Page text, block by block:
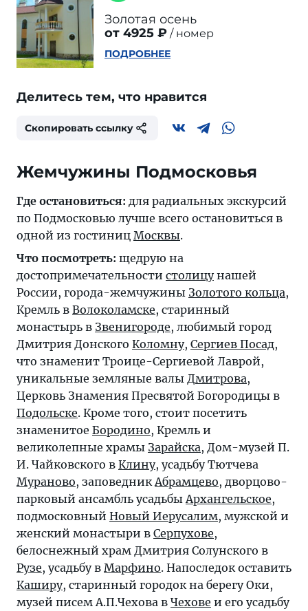
Золотая осень
от 4925 ₽
номер
ПОДРОБНЕЕ
Делитесь тем, что нравится
Скопировать ссылку
Жемчужины Подмосковья
Где остановиться: для радиальных экскурсий
по Подмосковью лучше всего остановиться в
одной из гостиниц Москвы.
Что посмотреть: щедрую на
достопримечательности столицунашей
России, города-жемчужины Золотого кольца,
Кремль в Волоколамске, старинный
монастырь в Звенигороде, любимый город
Дмитрия Донского Коломну, Сергиев Посад,
что знаменит Троице-Сергиевой Лаврой,
уникальные земляные валы Дмитрова,
Церковь Знамения Пресвятой Богородицы в
Подольске. Кроме того, стоит посетить
знаменитое Бородино, Кремль и
великолепные храмы Зарайска, Дом-музей П.
И. Чайковского в Клину, усадьбу Тютчева
Мураново, заповедникАбрамцево, дворцово-
парковый ансамбль усадьбыАрхангельское,
подмосковный Новый Иерусалим, мужской и
женский монастыри в Серпухове,
белоснежный храм Дмитрия Солунского в
Рузе, усадьбу в Марфино. Напоследок оставить
Каширу, старинный городок на берегу Оки,
музей писем А.П.Чехова в Чехове и его усадьбу